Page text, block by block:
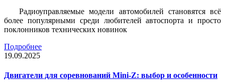
Радиоуправляемые модели автомобилей становятся всё
более популярными среди любителей автоспорта и просто
поклонников технических новинок
Подробнее
19.09.2025
Двигатели для соревнований Mini-Z: выбор и особенности